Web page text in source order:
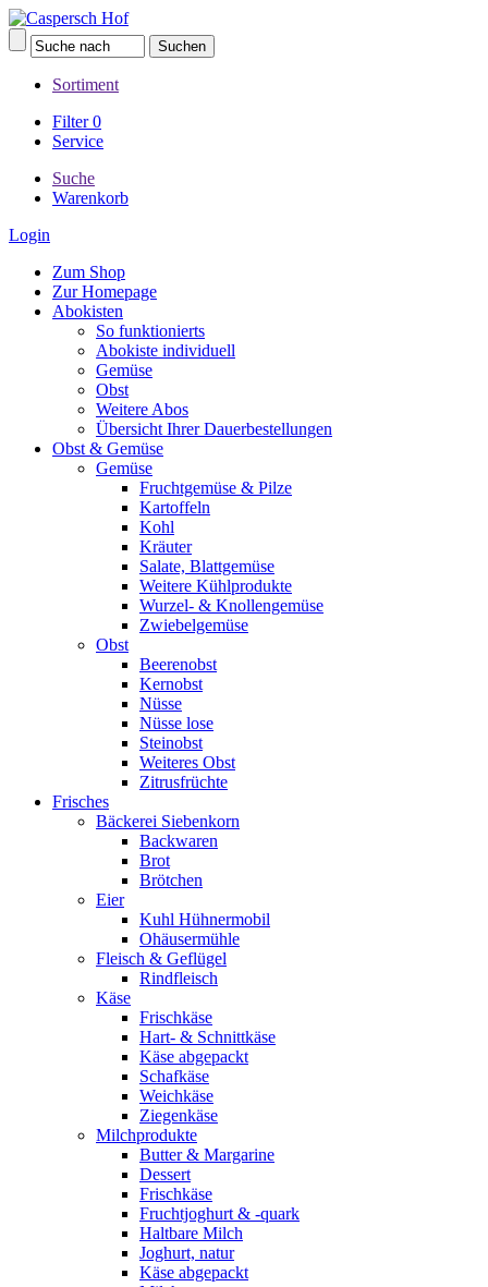
Sortiment
Filter0
Service
Suche
Warenkorb
Login
Zum Shop
Zur Homepage
Abokisten
So funktionierts
Abokiste individuell
Gemüse
Obst
Weitere Abos
Übersicht Ihrer Dauerbestellungen
Obst & Gemüse
Gemüse
Fruchtgemüse & Pilze
Kartoffeln
Kohl
Kräuter
Salate, Blattgemüse
Weitere Kühlprodukte
Wurzel- & Knollengemüse
Zwiebelgemüse
Obst
Beerenobst
Kernobst
Nüsse
Nüsse lose
Steinobst
Weiteres Obst
Zitrusfrüchte
Frisches
Bäckerei Siebenkorn
Backwaren
Brot
Brötchen
Eier
Kuhl Hühnermobil
Ohäusermühle
Fleisch & Geflügel
Rindfleisch
Käse
Frischkäse
Hart- & Schnittkäse
Käse abgepackt
Schafkäse
Weichkäse
Ziegenkäse
Milchprodukte
Butter & Margarine
Dessert
Frischkäse
Fruchtjoghurt & -quark
Haltbare Milch
Joghurt, natur
Käse abgepackt